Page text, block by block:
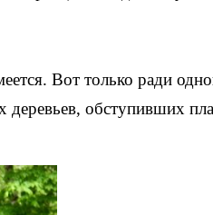
Вот только ради
деревьев, обступивших